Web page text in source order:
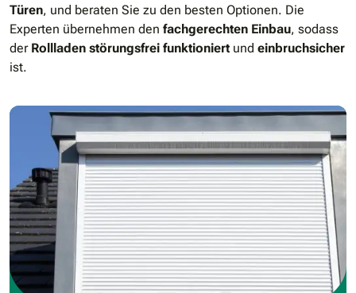
Türen, und beraten Sie zu den besten Optionen. Die
Experten übernehmen den fachgerechten Einbau, sodass
der Rollladen störungsfrei funktioniert und einbruchsicher
ist.